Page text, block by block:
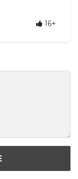
16+